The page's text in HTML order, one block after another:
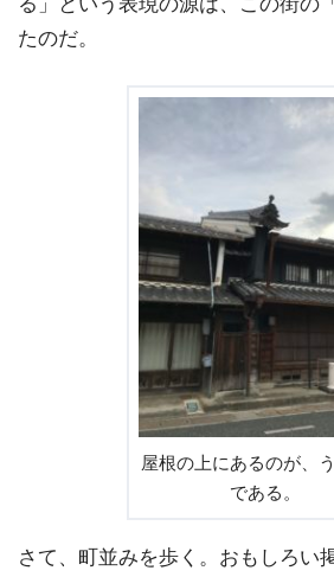
たのだ。
屋根の上にあるのが、う
である。
さて、町並みを歩く。おもしろい